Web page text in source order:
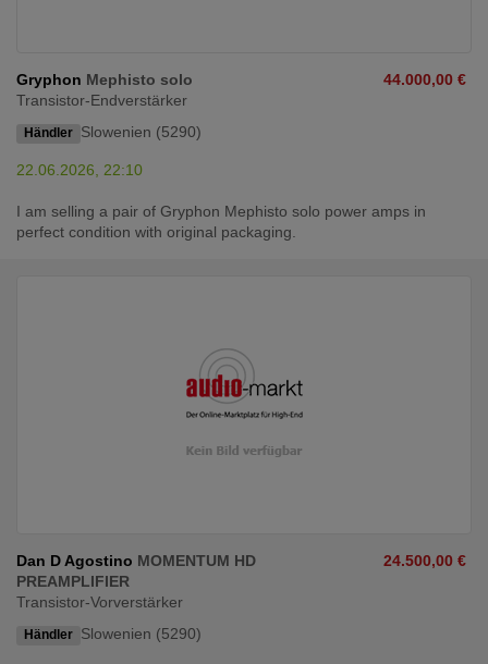
Gryphon Mephisto solo
Transistor-Endverstärker
Händler Slowenien (5290)
44.000,00 €
22.06.2026, 22:10
I am selling a pair of Gryphon Mephisto solo power amps in
perfect condition with original packaging.
Dan D Agostino MOMENTUM HD
PREAMPLIFIER
Transistor-Vorverstärker
Händler Slowenien (5290)
24.500,00 €